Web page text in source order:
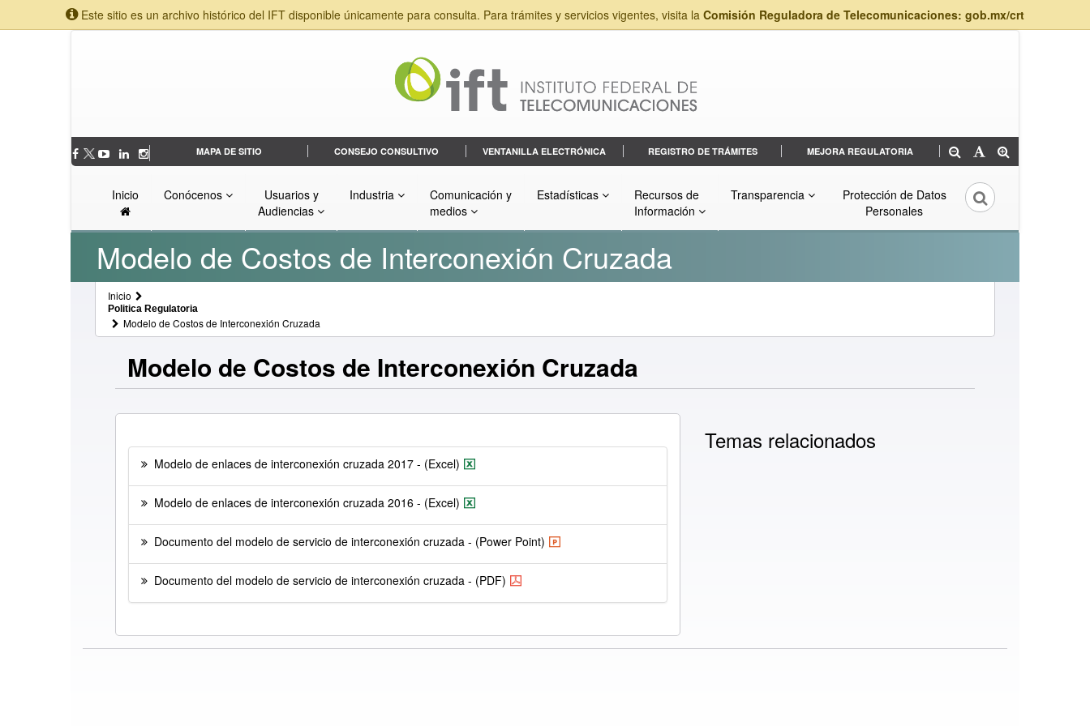
Este sitio es un archivo histórico del IFT disponible únicamente para consulta. Para trámites y servicios vigentes, visita la Comisión Reguladora de Telecomunicaciones: gob.mx/crt
MAPA DE SITIO CONSEJO CONSULTIVO VENTANILLA ELECTRÓNICA REGISTRO DE TRÁMITES MEJORA REGULATORIA
Inicio Conócenos
Usuarios y
Audiencias
Industria
Comunicación y
medios
Estadísticas
Recursos de
Información
Transparencia
Protección de Datos
Personales
Modelo de Costos de Interconexión Cruzada
Inicio
Politica Regulatoria
Modelo de Costos de Interconexión Cruzada
Modelo de Costos de Interconexión Cruzada
Modelo de enlaces de interconexión cruzada 2017 - (Excel)
Modelo de enlaces de interconexión cruzada 2016 - (Excel)
Documento del modelo de servicio de interconexión cruzada - (Power Point)
Documento del modelo de servicio de interconexión cruzada - (PDF)
Temas relacionados